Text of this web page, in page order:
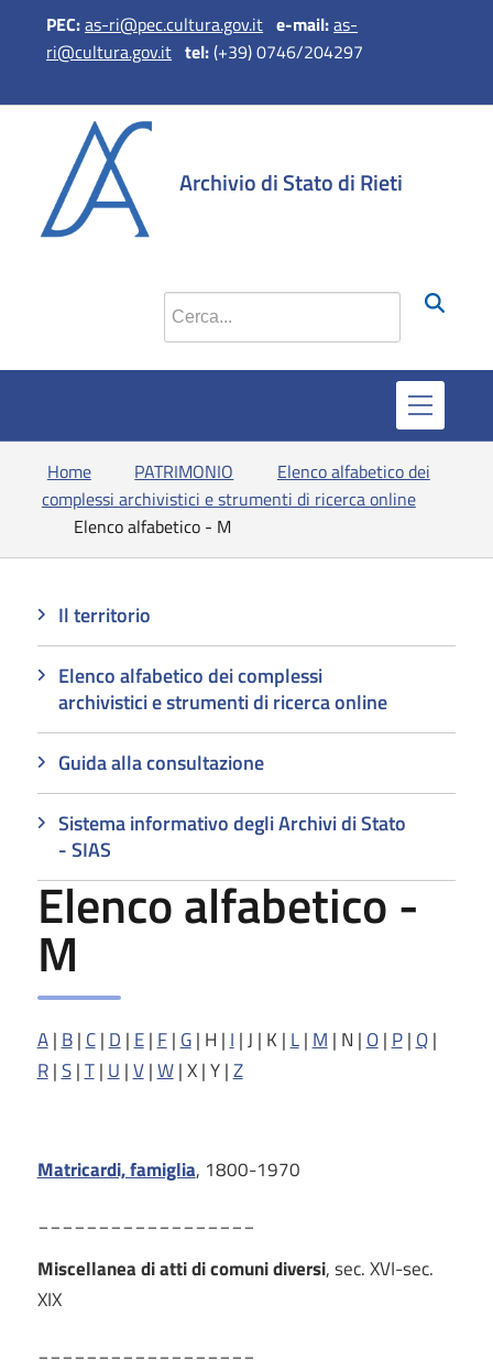
PEC:as-ri@pec.cultura.gov.it e-mail:as-
ri@cultura.gov.it tel:(+39) 0746/204297
Archivio di Stato di Rieti
Cerca nel sito
Home PATRIMONIO
Elenco alfabetico dei
complessi archivistici e strumenti di ricerca online
Elenco alfabetico - M
Il territorio
Elenco alfabetico dei complessi
archivistici e strumenti di ricerca online
Guida alla consultazione
Sistema informativo degli Archivi di Stato
- SIAS
Elenco alfabetico -
M
A| B| C| D | E| F| G| H | I | J | K | L| M | N | O| P| Q|
R|S|T| U |V|W| X | Y |Z
Matricardi, famiglia, 1800-1970
Miscellanea di atti di comuni diversi, sec. XVI-sec.
XIX